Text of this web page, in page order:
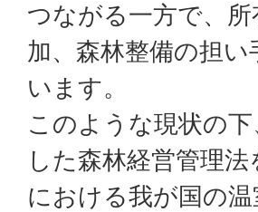
つながる一方で、
加、森林整備の担
います。
このような現状の
した森林経営管理
における我が国の